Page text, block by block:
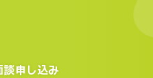
談申し込み